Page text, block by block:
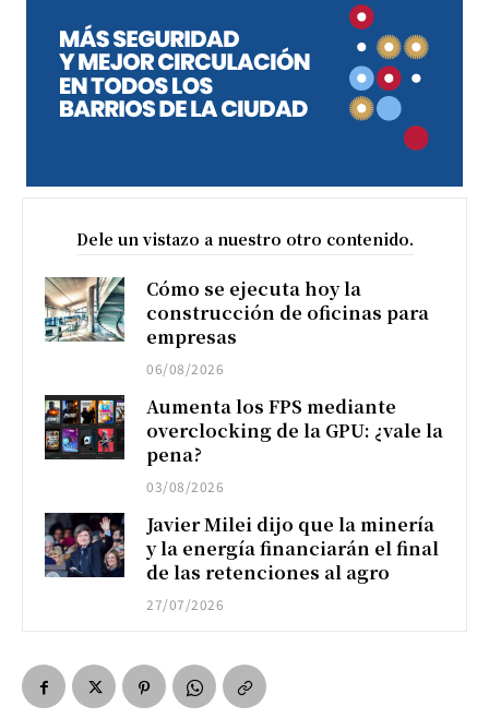
Dele un vistazo a nuestro otro contenido.
Cómo se ejecuta hoy la
construcción de oficinas para
empresas
06/08/2026
Aumenta los FPS mediante
overclocking de la GPU: ¿vale la
pena?
03/08/2026
Javier Milei dijo que la minería
y la energía financiarán el final
de las retenciones al agro
27/07/2026